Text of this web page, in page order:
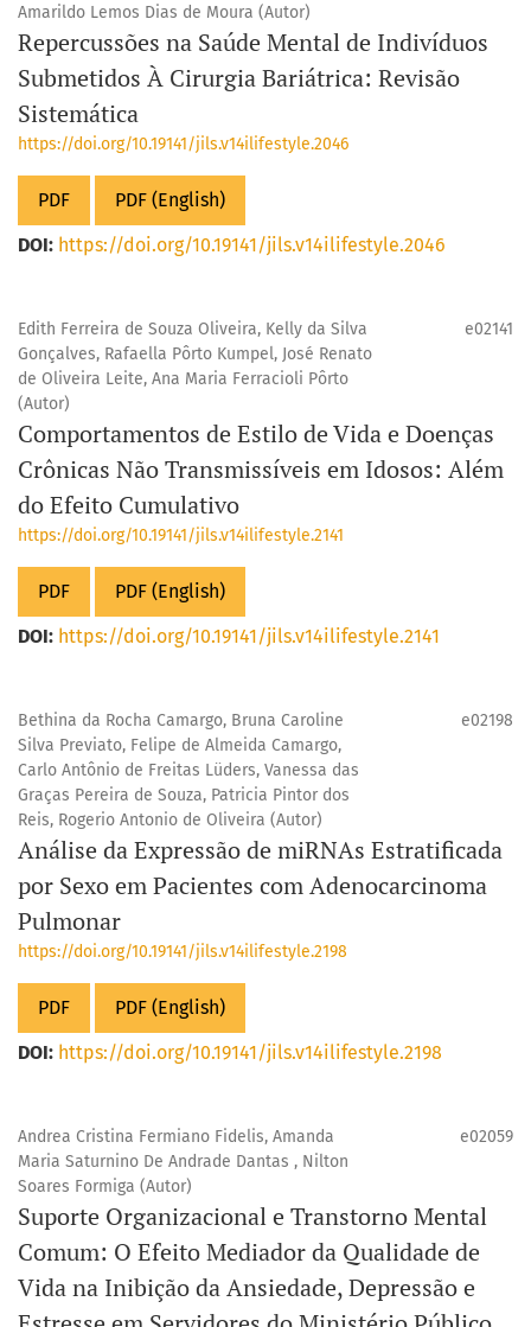
Amarildo Lemos Dias de Moura (Autor)
Repercussões na Saúde Mental de Indivíduos
Submetidos À Cirurgia Bariátrica: Revisão
Sistemática
https://doi.org/10.19141/jils.v14ilifestyle.2046
PDF
PDF (English)
DOI: https://doi.org/10.19141/jils.v14ilifestyle.2046
Edith Ferreira de Souza Oliveira, Kelly da Silva
Gonçalves, Rafaella Pôrto Kumpel, José Renato
de Oliveira Leite, Ana Maria Ferracioli Pôrto
(Autor)
e02141
Comportamentos de Estilo de Vida e Doenças
Crônicas Não Transmissíveis em Idosos: Além
do Efeito Cumulativo
https://doi.org/10.19141/jils.v14ilifestyle.2141
PDF
PDF (English)
DOI: https://doi.org/10.19141/jils.v14ilifestyle.2141
Bethina da Rocha Camargo, Bruna Caroline
Silva Previato, Felipe de Almeida Camargo,
Carlo Antônio de Freitas Lüders, Vanessa das
Graças Pereira de Souza, Patricia Pintor dos
Reis, Rogerio Antonio de Oliveira (Autor)
e02198
Análise da Expressão de miRNAs Estratificada
por Sexo em Pacientes com Adenocarcinoma
Pulmonar
https://doi.org/10.19141/jils.v14ilifestyle.2198
PDF
PDF (English)
DOI: https://doi.org/10.19141/jils.v14ilifestyle.2198
Andrea Cristina Fermiano Fidelis, Amanda
Maria Saturnino De Andrade Dantas , Nilton
Soares Formiga (Autor)
e02059
Suporte Organizacional e Transtorno Mental
Comum: O Efeito Mediador da Qualidade de
Vida na Inibição da Ansiedade, Depressão e